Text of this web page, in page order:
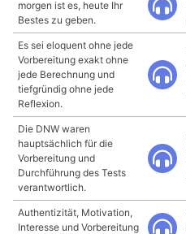
morgen ist es, heute Ihr
Bestes zu geben.
Es sei eloquent ohne jede
Vorbereitung exakt ohne
jede Berechnung und
tiefgründig ohne jede
Reflexion.
Die DNW waren
hauptsächlich für die
Vorbereitung und
Durchführung des Tests
verantwortlich.
Authentizität, Motivation,
Interesse und Vorbereitung